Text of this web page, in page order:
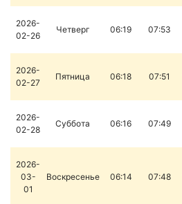
2026-
02-26
Четверг 06:19 07:53
2026-
02-27
Пятница 06:18 07:51
2026-
02-28
Суббота 06:16 07:49
2026-
03-
01
Воскресенье 06:14 07:48